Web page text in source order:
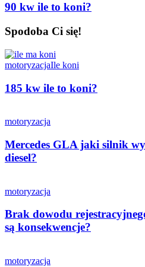
90 kw ile to koni?
Spodoba Ci się!
motoryzacjaIle koni
185 kw ile to koni?
motoryzacja
Mercedes GLA jaki silnik
diesel?
motoryzacja
Brak dowodu
są konsekwencje?
motoryzacja